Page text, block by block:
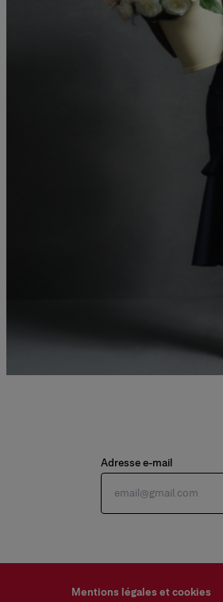
Adresse e-mail
Mentions légales et cookies